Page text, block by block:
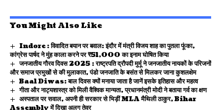
You Might Also Like
Indore : विवादित बयान पर बवाल: इंदौर में मंत्री विजय शाह का पुतला फूंका,
कांग्रेस पार्षद ने मुंह काला करने पर ₹51,000 का इनाम घोषित किया
जनजातीय गौरव दिवस 2025 : राष्ट्रपति द्रौपदी मुर्मू ने जनजातीय नायकों के परिजनों
और समाज प्रमुखों से की मुलाकात, पंडो जनजाति के बसंत से मिलकर जाना कुशलक्षेम
Baal Diwas: बाल दिवस क्यों मनाया जाता है जानें इसके इतिहास और महत्व
गीता और नाट्यशास्त्र को मिली वैश्विक मान्यता, प्रधानमंत्री मोदी ने बताया गर्व का क्षण
अस्पताल पर सवाल, अपनी ही सरकार से भिड़ीं MLA मैथिली ठाकुर, Bihar
Assembly में दिखा अलग तेवर